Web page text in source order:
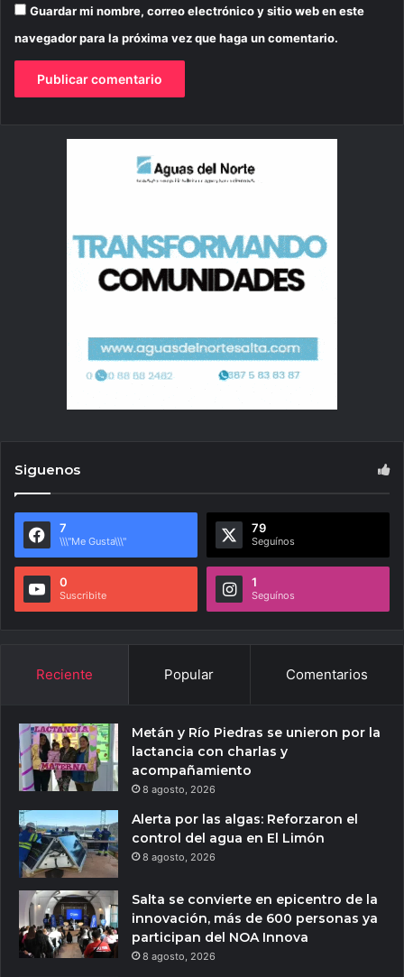
Guardar mi nombre, correo electrónico y sitio web en este
navegador para la próxima vez que haga un comentario.
Siguenos
7
\\\"Me Gusta\\\"
79
Seguínos
0
Suscribite
1
Seguínos
Reciente Popular Comentarios
Metán y Río Piedras se unieron por la
lactancia con charlas y
acompañamiento
8 agosto, 2026
Alerta por las algas: Reforzaron el
control del agua en El Limón
8 agosto, 2026
Salta se convierte en epicentro de la
innovación, más de 600 personas ya
participan del NOA Innova
8 agosto, 2026